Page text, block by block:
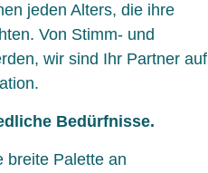
jeden Alters, die ihre
Von Stimm- und
wir sind Ihr Partner auf
Bedürfnisse.
breite Palette an